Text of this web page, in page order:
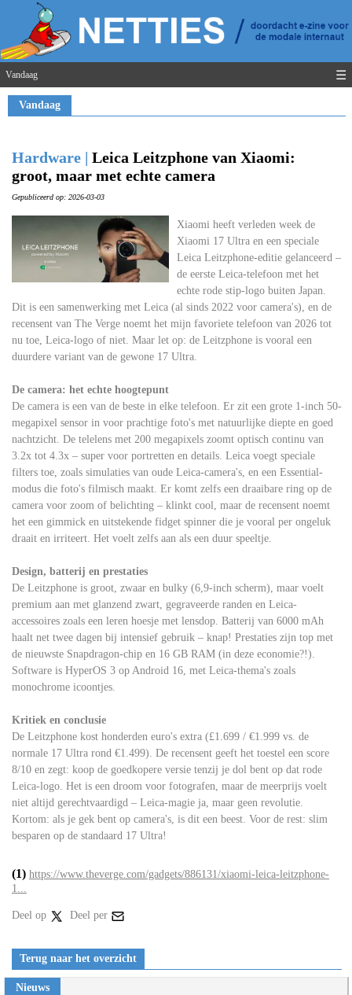
Vandaag ☰
Vandaag
Hardware | Leica Leitzphone van Xiaomi:
groot, maar met echte camera
Gepubliceerd op: 2026-03-03
Xiaomi heeft verleden week de
Xiaomi 17 Ultra en een speciale
Leica Leitzphone-editie gelanceerd –
de eerste Leica-telefoon met het
echte rode stip-logo buiten Japan.
Dit is een samenwerking met Leica (al sinds 2022 voor camera's), en de
recensent van The Verge noemt het mijn favoriete telefoon van 2026 tot
nu toe, Leica-logo of niet. Maar let op: de Leitzphone is vooral een
duurdere variant van de gewone 17 Ultra.
De camera: het echte hoogtepunt
De camera is een van de beste in elke telefoon. Er zit een grote 1-inch 50-
megapixel sensor in voor prachtige foto's met natuurlijke diepte en goed
nachtzicht. De telelens met 200 megapixels zoomt optisch continu van
3.2x tot 4.3x – super voor portretten en details. Leica voegt speciale
filters toe, zoals simulaties van oude Leica-camera's, en een Essential-
modus die foto's filmisch maakt. Er komt zelfs een draaibare ring op de
camera voor zoom of belichting – klinkt cool, maar de recensent noemt
het een gimmick en uitstekende fidget spinner die je vooral per ongeluk
draait en irriteert. Het voelt zelfs aan als een duur speeltje.
Design, batterij en prestaties
De Leitzphone is groot, zwaar en bulky (6,9-inch scherm), maar voelt
premium aan met glanzend zwart, gegraveerde randen en Leica-
accessoires zoals een leren hoesje met lensdop. Batterij van 6000 mAh
haalt net twee dagen bij intensief gebruik – knap! Prestaties zijn top met
de nieuwste Snapdragon-chip en 16 GB RAM (in deze economie?!).
Software is HyperOS 3 op Android 16, met Leica-thema's zoals
monochrome icoontjes.
Kritiek en conclusie
De Leitzphone kost honderden euro's extra (£1.699 / €1.999 vs. de
normale 17 Ultra rond €1.499). De recensent geeft het toestel een score
8/10 en zegt: koop de goedkopere versie tenzij je dol bent op dat rode
Leica-logo. Het is een droom voor fotografen, maar de meerprijs voelt
niet altijd gerechtvaardigd – Leica-magie ja, maar geen revolutie.
Kortom: als je gek bent op camera's, is dit een beest. Voor de rest: slim
besparen op de standaard 17 Ultra!
(1) https://www.theverge.com/gadgets/886131/xiaomi-leica-leitzphone-
1...
Deel op Deel per
Terug naar het overzicht
Nieuws